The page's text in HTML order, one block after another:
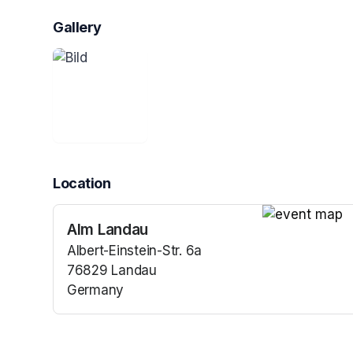
Gallery
Location
Alm Landau
Albert-Einstein-Str. 6a
76829 Landau
Germany